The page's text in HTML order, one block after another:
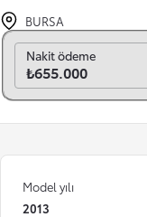
BURSA
Aylık seç
Nakit ödeme
₺655.000
Model yılı
2013